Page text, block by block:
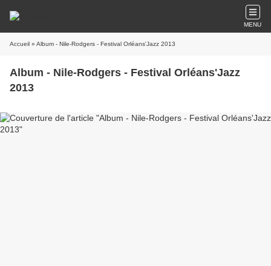
MENU
Accueil » Album - Nile-Rodgers - Festival Orléans'Jazz 2013
Album - Nile-Rodgers - Festival Orléans'Jazz
2013